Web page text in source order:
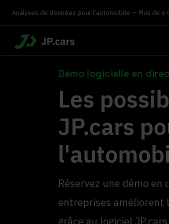
Analyses de données pour l’automobile — Plus de 6
Démo logicielle en
Les
JP.cars
Réservez une démo
entreprises améliorent
grâce au logiciel JP.cars.